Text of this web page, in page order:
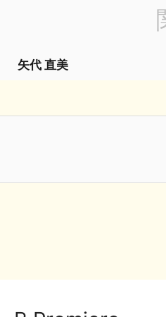
矢代 直美